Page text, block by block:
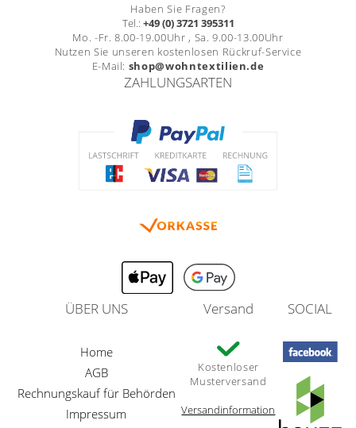
Haben Sie Fragen?
Tel.: +49 (0) 3721 395311
Mo. -Fr. 8.00-19.00Uhr , Sa. 9.00-13.00Uhr
Nutzen Sie unseren kostenlosen Rückruf-Service
E-Mail: shop@wohntextilien.de
ZAHLUNGSARTEN
ÜBER UNS
Home
AGB
Rechnungskauf für Behörden
Impressum
Versand
Kostenloser
Musterversand
Versandinformation
SOCIAL